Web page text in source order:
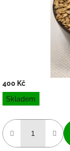
400 Kč
Měrná
cena:
Skladem